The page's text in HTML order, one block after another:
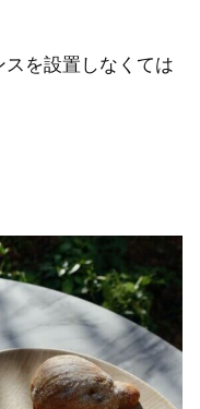
を設置しなくては